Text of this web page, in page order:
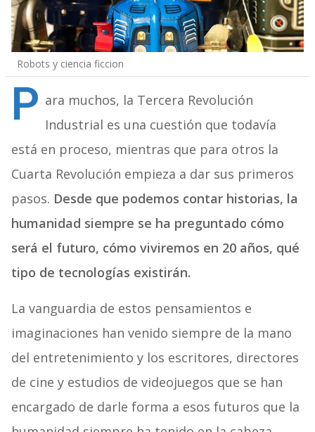
Robots y ciencia ficcion
P ara muchos, la Tercera Revolución
Industrial es una cuestión que todavía
está en proceso, mientras que para otros la
Cuarta Revolución empieza a dar sus primeros
pasos. Desde que podemos contar historias, la
humanidad siempre se ha preguntado cómo
será el futuro, cómo viviremos en 20 años, qué
tipo de tecnologías existirán.
La vanguardia de estos pensamientos e
imaginaciones han venido siempre de la mano
del entretenimiento y los escritores, directores
de cine y estudios de videojuegos que se han
encargado de darle forma a esos futuros que la